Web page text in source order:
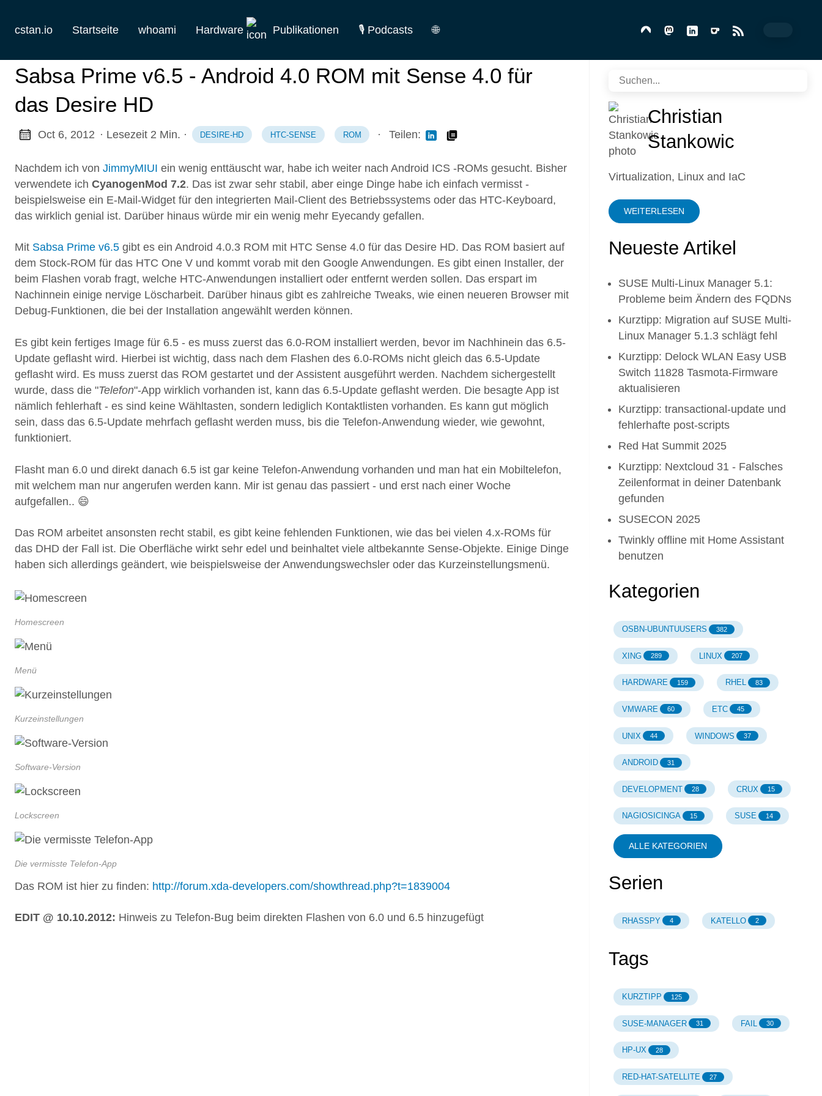
cstan.io Startseite whoami Hardware
Historie
Retro
Publikationen 🎙️ Podcasts 🌐
English
Sabsa Prime v6.5 - Android 4.0 ROM mit Sense 4.0 für
das Desire HD
Oct 6, 2012 · Lesezeit 2 Min. · DESIRE-HD HTC-SENSE ROM · Teilen:
Nachdem ich von JimmyMIUI ein wenig enttäuscht war, habe ich weiter nach Android ICS -ROMs gesucht. Bisher
verwendete ich CyanogenMod 7.2. Das ist zwar sehr stabil, aber einge Dinge habe ich einfach vermisst -
beispielsweise ein E-Mail-Widget für den integrierten Mail-Client des Betriebssystems oder das HTC-Keyboard,
das wirklich genial ist. Darüber hinaus würde mir ein wenig mehr Eyecandy gefallen.
Mit Sabsa Prime v6.5 gibt es ein Android 4.0.3 ROM mit HTC Sense 4.0 für das Desire HD. Das ROM basiert auf
dem Stock-ROM für das HTC One V und kommt vorab mit den Google Anwendungen. Es gibt einen Installer, der
beim Flashen vorab fragt, welche HTC-Anwendungen installiert oder entfernt werden sollen. Das erspart im
Nachinnein einige nervige Löscharbeit. Darüber hinaus gibt es zahlreiche Tweaks, wie einen neueren Browser mit
Debug-Funktionen, die bei der Installation angewählt werden können.
Es gibt kein fertiges Image für 6.5 - es muss zuerst das 6.0-ROM installiert werden, bevor im Nachhinein das 6.5-
Update geflasht wird. Hierbei ist wichtig, dass nach dem Flashen des 6.0-ROMs nicht gleich das 6.5-Update
geflasht wird. Es muss zuerst das ROM gestartet und der Assistent ausgeführt werden. Nachdem sichergestellt
wurde, dass die "Telefon"-App wirklich vorhanden ist, kann das 6.5-Update geflasht werden. Die besagte App ist
nämlich fehlerhaft - es sind keine Wähltasten, sondern lediglich Kontaktlisten vorhanden. Es kann gut möglich
sein, dass das 6.5-Update mehrfach geflasht werden muss, bis die Telefon-Anwendung wieder, wie gewohnt,
funktioniert.
Flasht man 6.0 und direkt danach 6.5 ist gar keine Telefon-Anwendung vorhanden und man hat ein Mobiltelefon,
mit welchem man nur angerufen werden kann. Mir ist genau das passiert - und erst nach einer Woche
aufgefallen.. 😄
Das ROM arbeitet ansonsten recht stabil, es gibt keine fehlenden Funktionen, wie das bei vielen 4.x-ROMs für
das DHD der Fall ist. Die Oberfläche wirkt sehr edel und beinhaltet viele altbekannte Sense-Objekte. Einige Dinge
haben sich allerdings geändert, wie beispielsweise der Anwendungswechsler oder das Kurzeinstellungsmenü.
Homescreen
Menü
Kurzeinstellungen
Software-Version
Lockscreen
Die vermisste Telefon-App
Das ROM ist hier zu finden: http://forum.xda-developers.com/showthread.php?t=1839004
EDIT @ 10.10.2012: Hinweis zu Telefon-Bug beim direkten Flashen von 6.0 und 6.5 hinzugefügt
Christian
Stankowic
Virtualization, Linux and IaC
WEITERLESEN
Neueste Artikel
SUSE Multi-Linux Manager 5.1:
Probleme beim Ändern des FQDNs
Kurztipp: Migration auf SUSE Multi-
Linux Manager 5.1.3 schlägt fehl
Kurztipp: Delock WLAN Easy USB
Switch 11828 Tasmota-Firmware
aktualisieren
Kurztipp: transactional-update und
fehlerhafte post-scripts
Red Hat Summit 2025
Kurztipp: Nextcloud 31 - Falsches
Zeilenformat in deiner Datenbank
gefunden
SUSECON 2025
Twinkly offline mit Home Assistant
benutzen
Kategorien
OSBN-UBUNTUUSERS 382
XING 289 LINUX 207
HARDWARE 159 RHEL 83
VMWARE 60 ETC 45
UNIX 44 WINDOWS 37
ANDROID 31
DEVELOPMENT 28 CRUX 15
NAGIOSICINGA 15 SUSE 14
ALLE KATEGORIEN
Serien
RHASSPY 4 KATELLO 2
Tags
KURZTIPP 125
SUSE-MANAGER 31 FAIL 30
HP-UX 28
RED-HAT-SATELLITE 27